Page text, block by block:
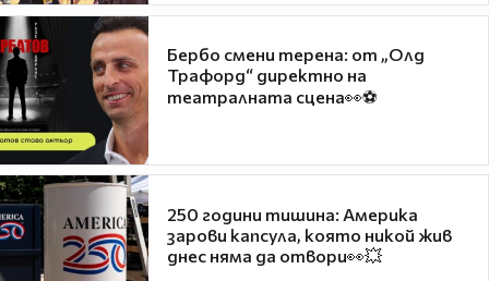
Бербо смени терена: от „Олд
Трафорд“ директно на
театралната сцена👀⚽
250 години тишина: Америка
зарови капсула, която никой жив
днес няма да отвори👀💥